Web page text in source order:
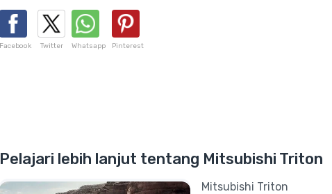
Facebook Twitter Whatsapp Pinterest
Pelajari lebih lanjut tentang Mitsubishi Triton
Mitsubishi Triton